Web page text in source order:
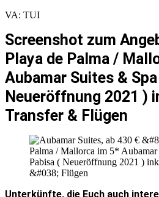
VA: TUI
Screenshot zum
Playa de Palma /
Aubamar Suites &
Neueröffnung 2021 )
Transfer & Flügen
Unterkünfte, die Euch auch